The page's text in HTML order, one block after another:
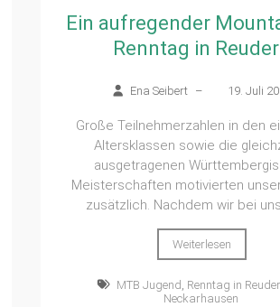
Ein aufregender
Renntag in
Ena Seibert – 19. Juli
Große Teilnehmerzahlen in den
Altersklassen sowie die
ausgetragenen
Meisterschaften motivierten
zusätzlich. Nachdem wir bei
Weiterlesen
MTB Jugend , Renntag in
Neckarhausen